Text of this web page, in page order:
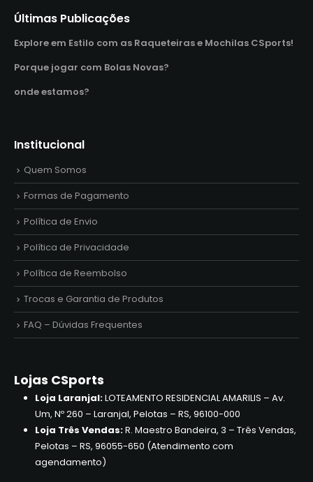
Últimas Publicações
Explore em Estilo com as Raqueteiras e Mochilas CSports!
Porque jogar com Bolas Novas?
onde estamos?
Institucional
Quem Somos
Formas de Pagamento
Política de Envio
Política de Privacidade
Política de Reembolso
Trocas e Garantia de Produtos
FAQ – Dúvidas Frequentes
Lojas CSports
Loja Laranjal:LOTEAMENTO RESIDENCIAL AMARILIS – Av.
Um, Nº 260 – Laranjal, Pelotas – RS, 96100-000
Loja Três Vendas:R. Maestro Bandeira, 3 – Três Vendas,
Pelotas – RS, 96055-650 (Atendimento com
agendamento)